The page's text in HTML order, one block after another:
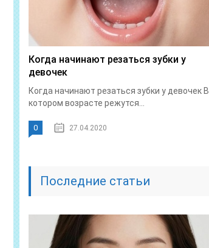
Когда начинают резаться зубки у
девочек
Когда начинают резаться зубки у девочек В
котором возрасте режутся...
0 27.04.2020
Последние статьи